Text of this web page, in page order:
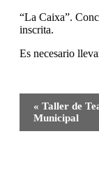
“La Caixa”.
inscrita.
Es necesario
Navegación
del
Evento
« Taller de
Municipal